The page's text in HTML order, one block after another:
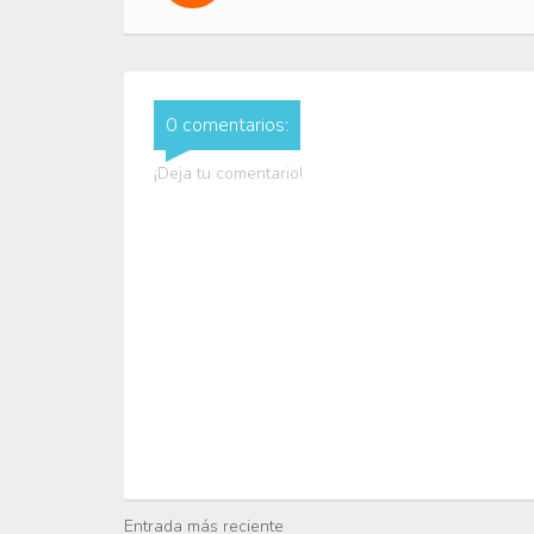
0 comentarios:
¡Deja tu comentario!
Entrada más reciente